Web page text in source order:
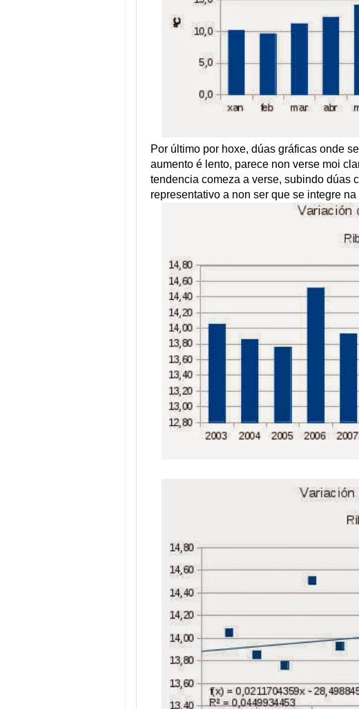
Por último por hoxe, dúas gráficas onde
aumento é lento, parece non verse moi
tendencia comeza a verse, subindo dúas
representativo a non ser que se integre